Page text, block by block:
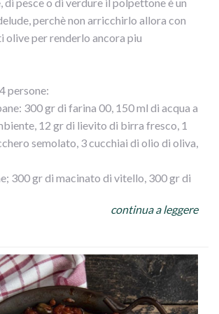
di pesce o di verdure il polpettone è un
perchè non arricchirlo allora con
olive per renderlo ancora piu
persone:
300 gr di farina 00, 150 ml di acqua a
12 gr di lievito di birra fresco, 1
semolato, 3 cucchiai di olio di oliva,
300 gr di macinato di vitello, 300 gr di
cucchiaio di pan grattato, 70 gr di
continua a leggere